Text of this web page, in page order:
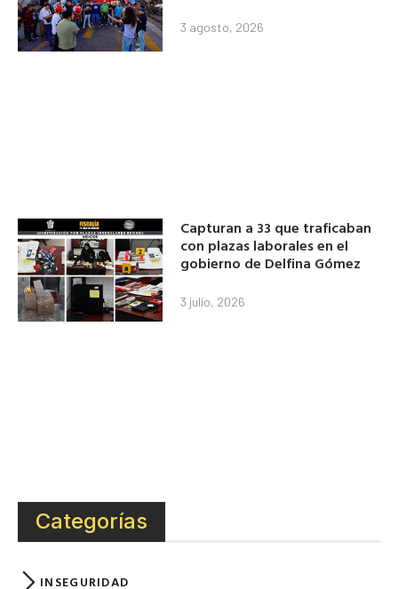
3 agosto, 2026
Capturan a 33 que traficaban
con plazas laborales en el
gobierno de Delfina Gómez
3 julio, 2026
Categorías
INSEGURIDAD